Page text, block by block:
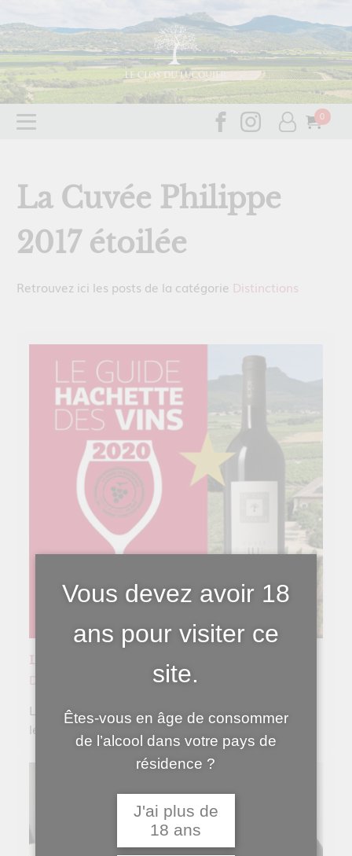
La Cuvée Philippe
2017 étoilée
Retrouvez ici les posts de la catégorie Distinctions
La Cuvée Philippe 2017 étoilée
Distinctions
Le Guide Hachette, référence incontournable pour
les amateurs de vins, met à l'honneur la cuvée […]
Vous devez avoir 18
ans pour visiter ce
site.
Êtes-vous en âge de consommer
de l’alcool dans votre pays de
résidence ?
J'ai plus de
18 ans